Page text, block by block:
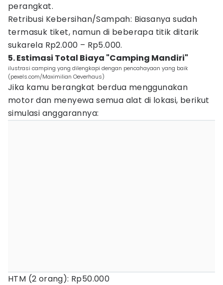
perangkat.
Retribusi Kebersihan/Sampah: Biasanya sudah
termasuk tiket, namun di beberapa titik ditarik
sukarela Rp2.000 – Rp5.000.
5. Estimasi Total Biaya "Camping Mandiri"
ilustrasi camping yang dilengkapi dengan pencahayaan yang baik
(pexels.com/Maximilian Oeverhaus)
Jika kamu berangkat berdua menggunakan
motor dan menyewa semua alat di lokasi, berikut
simulasi anggarannya:
HTM (2 orang): Rp50.000